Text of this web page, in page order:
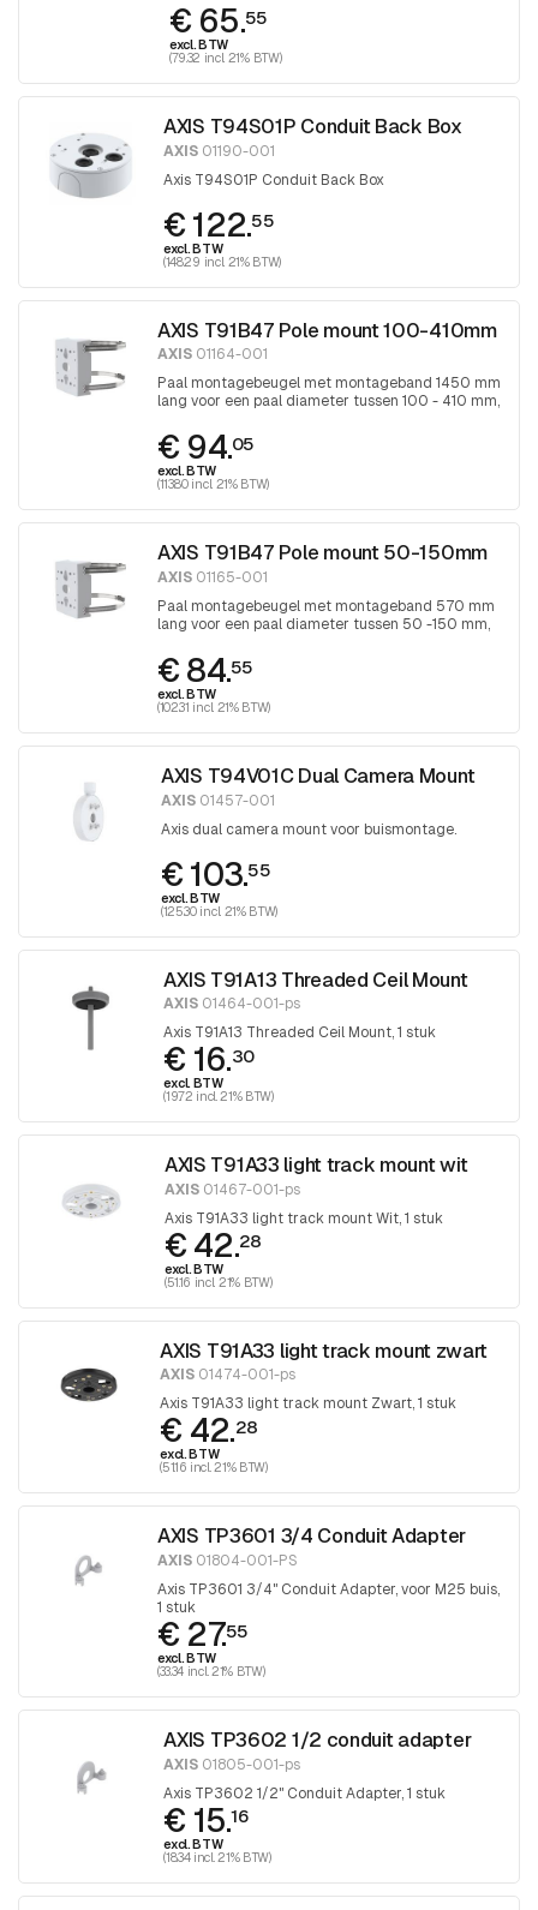
€ 65.55
excl. BTW
(79.32 incl. 21% BTW)
AXIS T94S01P Conduit Back Box
AXIS 01190-001
Axis T94S01P Conduit Back Box
€ 122.55
excl. BTW
(148.29 incl. 21% BTW)
AXIS T91B47 Pole mount 100-410mm
AXIS 01164-001
Paal montagebeugel met montageband 1450 mm
lang voor een paal diameter tussen 100 - 410 mm,
schroevendraaier
€ 94.05
excl. BTW
(113.80 incl. 21% BTW)
AXIS T91B47 Pole mount 50-150mm
AXIS 01165-001
Paal montagebeugel met montageband 570 mm
lang voor een paal diameter tussen 50 -150 mm,
schroevendraaier
€ 84.55
excl. BTW
(102.31 incl. 21% BTW)
AXIS T94V01C Dual Camera Mount
AXIS01457-001
Axis dual camera mount voor buismontage.
€ 103.55
excl. BTW
(125.30 incl. 21% BTW)
AXIS T91A13 Threaded Ceil Mount
AXIS 01464-001-ps
Axis T91A13 Threaded Ceil Mount, 1 stuk
€ 16.30
excl. BTW
(19.72 incl. 21% BTW)
AXIS T91A33 light track mount wit
AXIS01467-001-ps
Axis T91A33 light track mount Wit, 1 stuk
€ 42.28
excl. BTW
(51.16 incl. 21% BTW)
AXIS T91A33 light track mount zwart
AXIS 01474-001-ps
Axis T91A33 light track mount Zwart, 1 stuk
€ 42.28
excl. BTW
(51.16 incl. 21% BTW)
AXIS TP3601 3/4 Conduit Adapter
AXIS 01804-001-PS
Axis TP3601 3/4" Conduit Adapter, voor M25 buis,
1 stuk
€ 27.55
excl. BTW
(33.34 incl. 21% BTW)
AXIS TP3602 1/2 conduit adapter
AXIS 01805-001-ps
Axis TP3602 1/2" Conduit Adapter, 1 stuk
€ 15.16
excl. BTW
(18.34 incl. 21% BTW)